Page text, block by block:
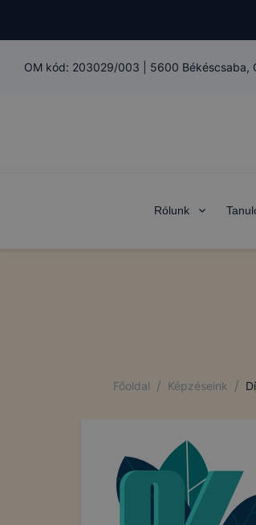
OM kód: 203029/003 5600 Békéscsaba,
Rólunk
Főoldal / Képzéseink /